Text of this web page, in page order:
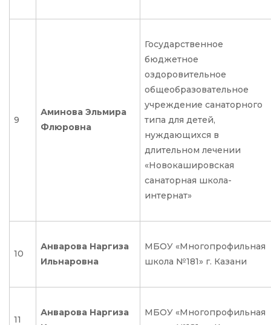
9
Аминова Эльмира
Флюровна
Государственное
бюджетное
оздоровительное
общеобразовательное
учреждение санаторного
типа для детей,
нуждающихся в
длительном лечении
«Новокашировская
санаторная школа-
интернат»
10
Анварова Наргиза
Ильнаровна
МБОУ «Многопрофильная
школа №181» г. Казани
11
Анварова Наргиза
МБОУ «Многопрофильная